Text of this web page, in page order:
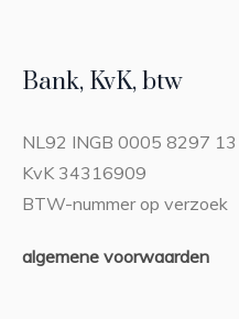
Bank, KvK, btw
NL92 INGB 0005 8297 13
KvK 34316909
BTW-nummer op verzoek
algemene voorwaarden